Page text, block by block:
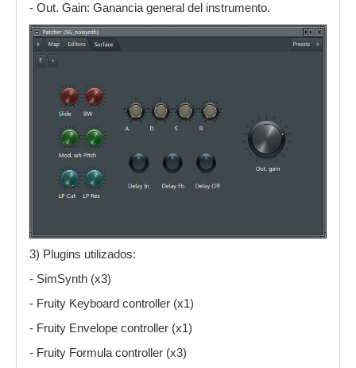
- Out. Gain: Ganancia general del instrumento.
3) Plugins utilizados:
- SimSynth (x3)
- Fruity Keyboard controller (x1)
- Fruity Envelope controller (x1)
- Fruity Formula controller (x3)